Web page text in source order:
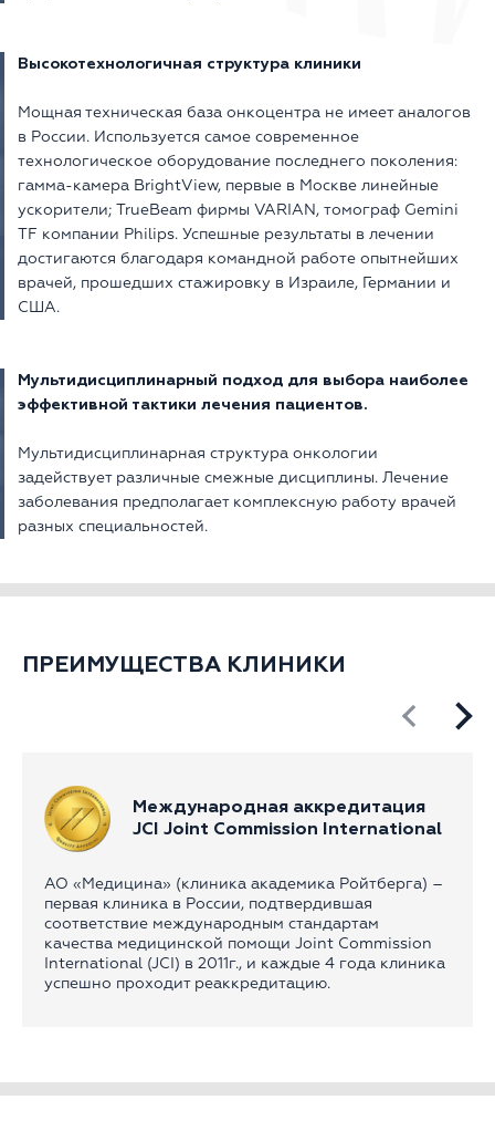
Высокотехнологичная структура клиники
Мощная техническая база онкоцентра не имеет аналогов
в России. Используется самое современное
технологическое оборудование последнего поколения:
гамма-камера BrightView, первые в Москве линейные
ускорители; TrueBeam фирмы VARIAN, томограф Gemini
TF компании Philips. Успешные результаты в лечении
достигаются благодаря командной работе опытнейших
врачей, прошедших стажировку в Израиле, Германии и
США.
Мультидисциплинарный подход для выбора наиболее
эффективной тактики лечения пациентов.
Мультидисциплинарная структура онкологии
задействует различные смежные дисциплины. Лечение
заболевания предполагает комплексную работу врачей
разных специальностей.
ПРЕИМУЩЕСТВА КЛИНИКИ
Международная аккредитация
JCI Joint Commission International
АО «Медицина» (клиника академика Ройтберга) –
первая клиника в России, подтвердившая
соответствие международным стандартам
качества медицинской помощи Joint Commission
International (JCI) в 2011г., и каждые 4 года клиника
успешно проходит реаккредитацию.